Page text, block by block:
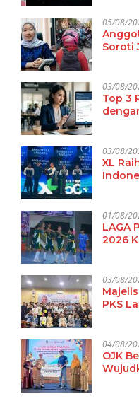
05/08/
Soroti
03/08/
Top 3
03/08/
XL
01/08/
LAGA
2026
03/08/
PKS
04/08/
OJK